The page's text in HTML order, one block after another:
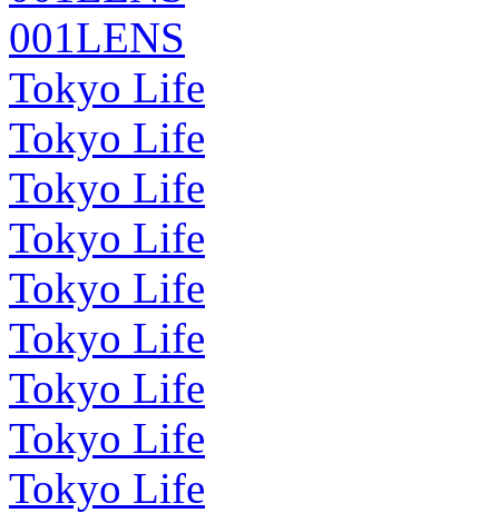
001LENS
Tokyo Life
Tokyo Life
Tokyo Life
Tokyo Life
Tokyo Life
Tokyo Life
Tokyo Life
Tokyo Life
Tokyo Life